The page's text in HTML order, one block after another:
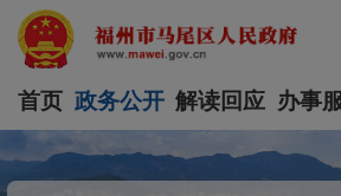
首页 政务公开 解读回应 办事